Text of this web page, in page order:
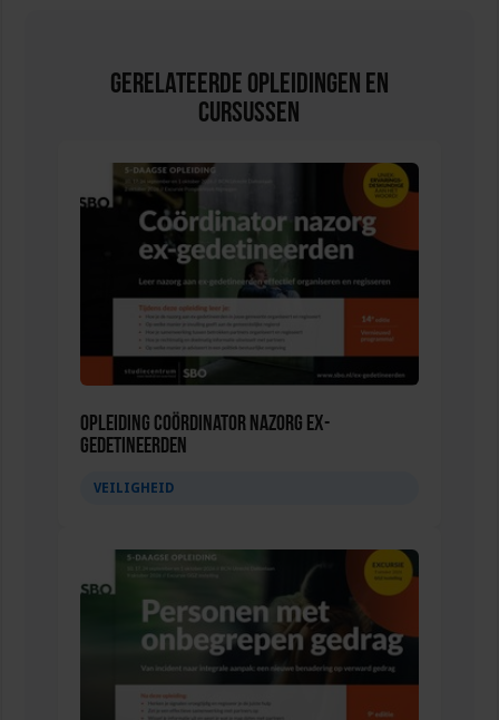
Gerelateerde Opleidingen en
Cursussen
Opleiding Coördinator nazorg ex-
gedetineerden
VEILIGHEID